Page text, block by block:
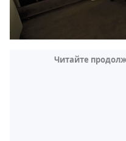
Читайте